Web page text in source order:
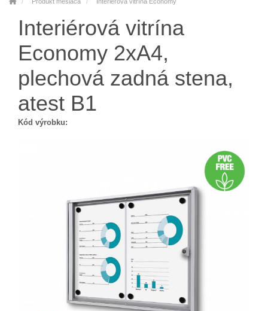
Interiérová vitrína
Economy 2xA4,
plechová zadná stena,
atest B1
Kód výrobku: